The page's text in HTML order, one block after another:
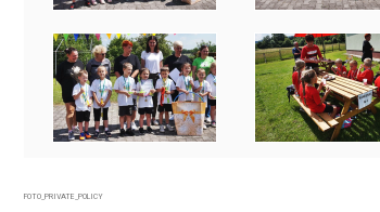
FOTO_PRIVATE_POLICY